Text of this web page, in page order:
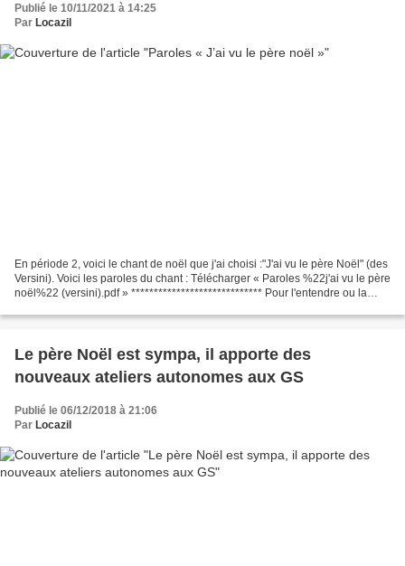
Publié le 10/11/2021 à 14:25
Par Locazil
En période 2, voici le chant de noël que j'ai choisi :"J'ai vu le père Noël" (des
Versini). Voici les paroles du chant : Télécharger « Paroles %22j'ai vu le père
noël%22 (versini).pdf » ***************************** Pour l'entendre ou la
Le père Noël est sympa, il apporte des
nouveaux ateliers autonomes aux GS
Publié le 06/12/2018 à 21:06
Par Locazil